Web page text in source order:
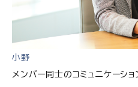
小野
メンバー同士のコミュニケーシ